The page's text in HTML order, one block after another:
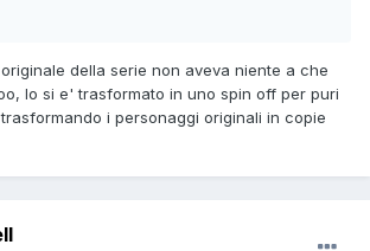
della serie non aveva niente a che
lo si e' trasformato in uno spin off per puri
i personaggi originali in copie